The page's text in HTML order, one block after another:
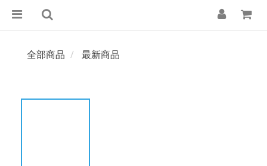
全部商品 最新商品